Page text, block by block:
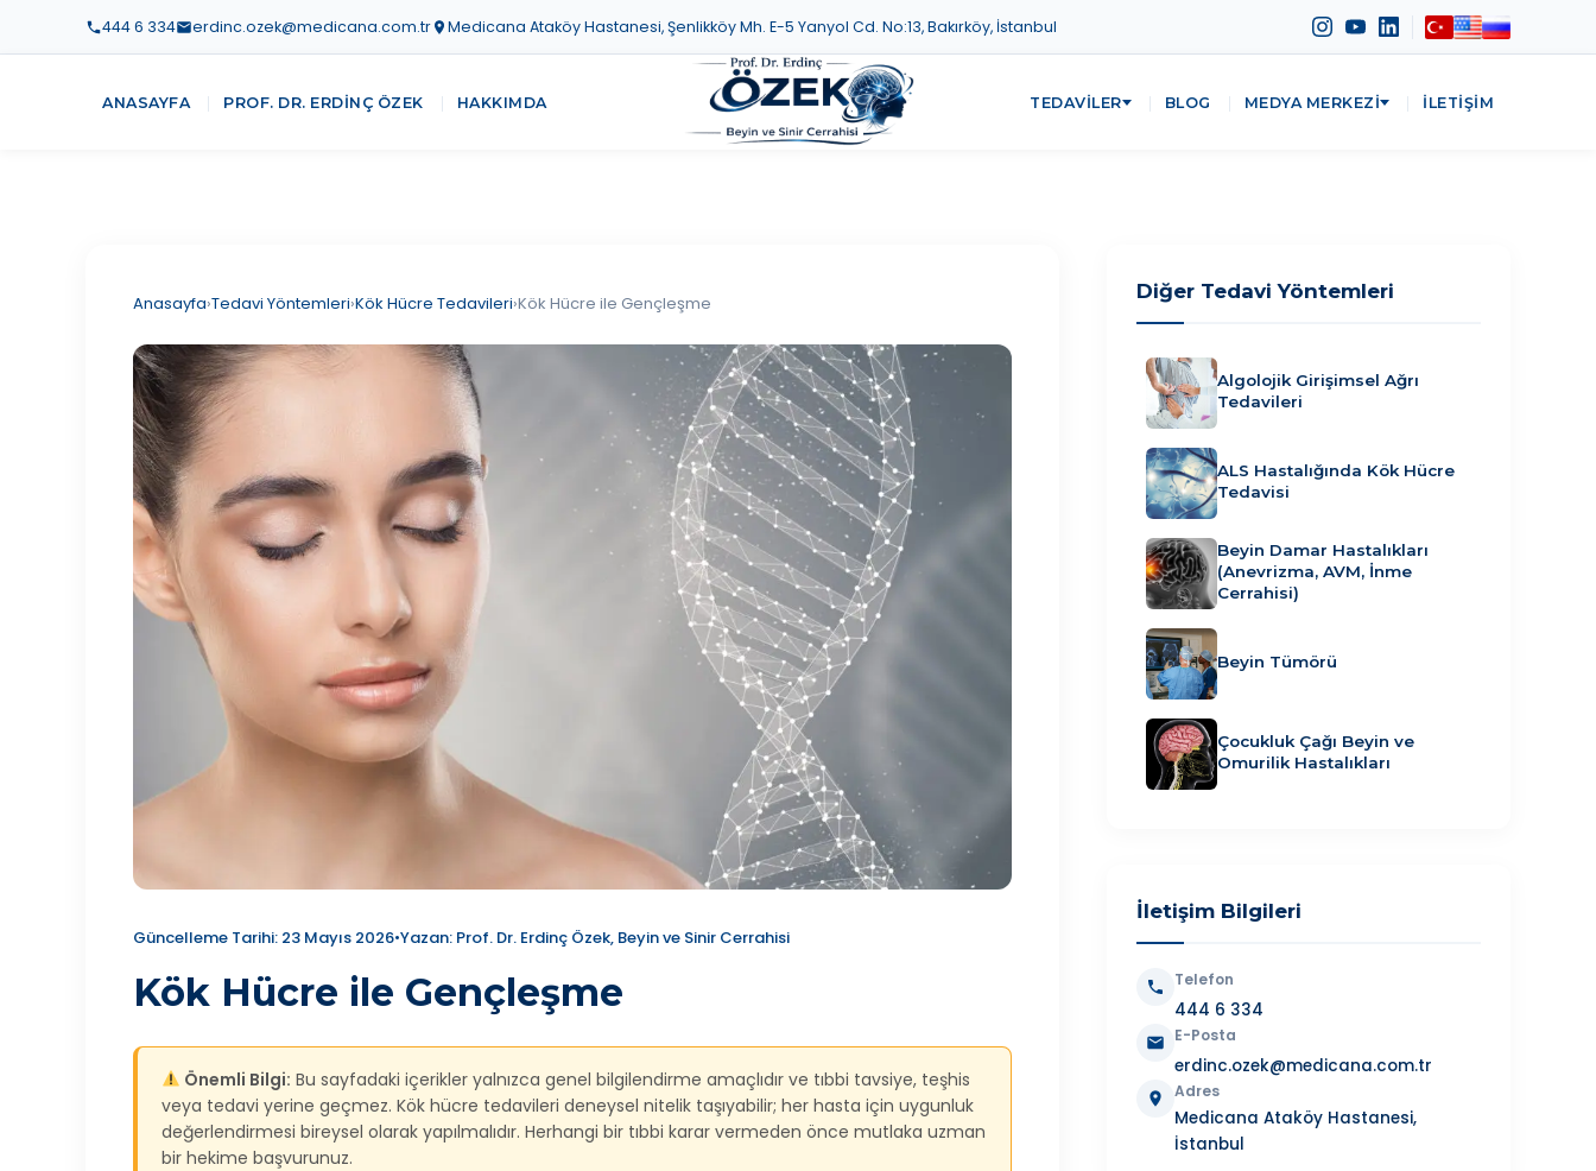
444 6 334 erdinc.ozek@medicana.com.tr Medicana Ataköy Hastanesi, Şenlikköy Mh. E-5 Yanyol Cd. No:13, Bakırköy, İstanbul
ANASAYFA PROF. DR. ERDINÇ ÖZEK HAKKIMDA TEDAVILER BLOG MEDYA MERKEZI İLETIŞIM
Anasayfa›Tedavi Yöntemleri›Kök Hücre Tedavileri›Kök Hücre ile Gençleşme
Güncelleme Tarihi: 23 Mayıs 2026•Yazan: Prof. Dr. Erdinç Özek, Beyin ve Sinir Cerrahisi
Kök Hücre ile Gençleşme
Önemli Bilgi: Bu sayfadaki içerikler yalnızca genel bilgilendirme amaçlıdır ve tıbbi tavsiye, teşhis
veya tedavi yerine geçmez. Kök hücre tedavileri deneysel nitelik taşıyabilir; her hasta için uygunluk
değerlendirmesi bireysel olarak yapılmalıdır. Herhangi bir tıbbi karar vermeden önce mutlaka uzman
bir hekime başvurunuz.
Diğer Tedavi Yöntemleri
Algolojik Girişimsel Ağrı
Tedavileri
ALS Hastalığında Kök Hücre
Tedavisi
Beyin Damar Hastalıkları
(Anevrizma, AVM, İnme
Cerrahisi)
Beyin Tümörü
Çocukluk Çağı Beyin ve
Omurilik Hastalıkları
İletişim Bilgileri
Telefon
444 6 334
E-Posta
erdinc.ozek@medicana.com.tr
Adres
Medicana Ataköy Hastanesi,
İstanbul